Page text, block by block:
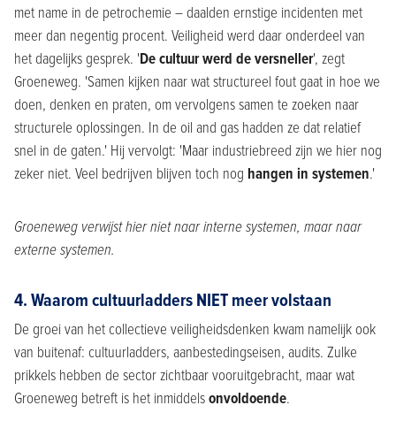
met name in de petrochemie – daalden ernstige incidenten met
meer dan negentig procent. Veiligheid werd daar onderdeel van
het dagelijks gesprek. 'De cultuur werd de versneller', zegt
Groeneweg. 'Samen kijken naar wat structureel fout gaat in hoe we
doen, denken en praten, om vervolgens samen te zoeken naar
structurele oplossingen. In de oil and gas hadden ze dat relatief
snel in de gaten.' Hij vervolgt: 'Maar industriebreed zijn we hier nog
zeker niet. Veel bedrijven blijven toch nog hangen in systemen.'
Groeneweg verwijst hier niet naar interne systemen, maar naar
externe systemen.
4. Waarom cultuurladders NIET meer volstaan
De groei van het collectieve veiligheidsdenken kwam namelijk ook
van buitenaf: cultuurladders, aanbestedingseisen, audits. Zulke
prikkels hebben de sector zichtbaar vooruitgebracht, maar wat
Groeneweg betreft is het inmiddelsonvoldoende.